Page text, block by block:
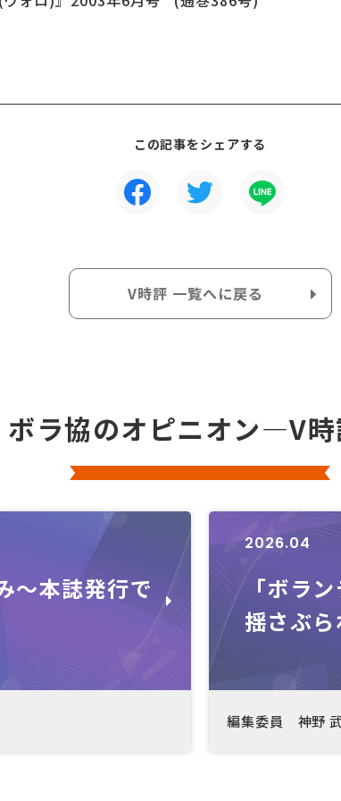
この記事をシェアする
V時評 一覧へに戻る
ボラ協のオピニオン―V
～本誌発行で
2026.04
「ボラ
揺さぶら
編集委員 神野